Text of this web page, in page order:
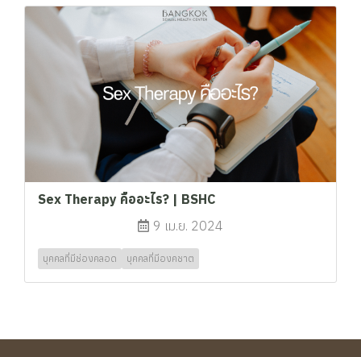
Sex Therapy คืออะไร? | BSHC
9 เม.ย. 2024
บุคคลที่มีช่องคลอด บุคคลที่มีองคชาต